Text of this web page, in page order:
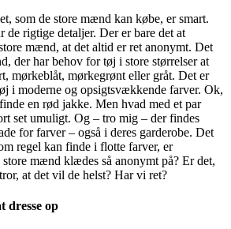
som de store mænd kan købe, er smart.
de rigtige detaljer. Der er bare det at
mænd, at det altid er ret anonymt. Det
der har behov for tøj i store størrelser at
mørkeblåt, mørkegrønt eller gråt. Det er
i moderne og opsigtsvækkende farver. Ok,
en rød jakke. Men hvad med et par
set umuligt. Og – tro mig – der findes
for farver – også i deres garderobe. Det
regel kan finde i flotte farver, er
mænd klædes så anonymt på? Er det,
at det vil de helst? Har vi ret?
dresse op